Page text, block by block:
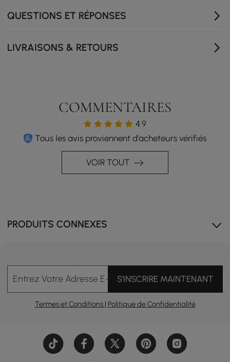
Pieds en acier inoxydable
Trois sections modulaires et un pouf
QUESTIONS ET RÉPONSES
LIVRAISONS & RETOURS
COMMENTAIRES
4.9
Tous les avis proviennent d'acheteurs vérifiés
VOIR TOUT
PRODUITS CONNEXES
Entrez Votre Adresse E-mailS'INSCRIRE MAINTENANT
Termes et Conditions | Politique de Confidentialité